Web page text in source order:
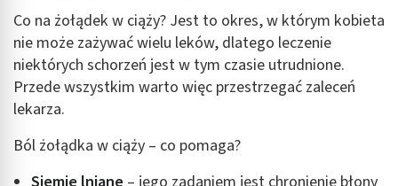
Co na żołądek w ciąży? Jest to okres, w którym kobieta
nie może zażywać wielu leków, dlatego leczenie
niektórych schorzeń jest w tym czasie utrudnione.
Przede wszystkim warto więc przestrzegać zaleceń
lekarza.
Ból żołądka w ciąży – co pomaga?